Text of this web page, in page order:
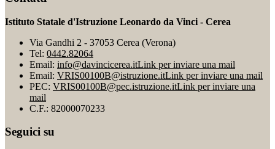
Istituto Statale d'Istruzione Leonardo da Vinci - Cerea
Via Gandhi 2 - 37053 Cerea (Verona)
Tel: 0442.82064
Email: info@davincicerea.itLink per inviare una mail
Email: VRIS00100B@istruzione.itLink per inviare una mail
PEC: VRIS00100B@pec.istruzione.itLink per inviare una
mail
C.F.: 82000070233
Seguici su